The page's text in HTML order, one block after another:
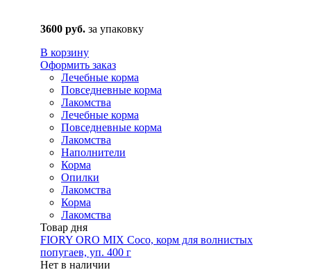
3600 руб. за упаковку
В корзину
Оформить заказ
Лечебные корма
Повседневные корма
Лакомства
Лечебные корма
Повседневные корма
Лакомства
Наполнители
Корма
Опилки
Лакомства
Корма
Лакомства
Товар дня
FIORY ORO MIX Coco, корм для волнистых
попугаев, уп. 400 г
Нет в наличии